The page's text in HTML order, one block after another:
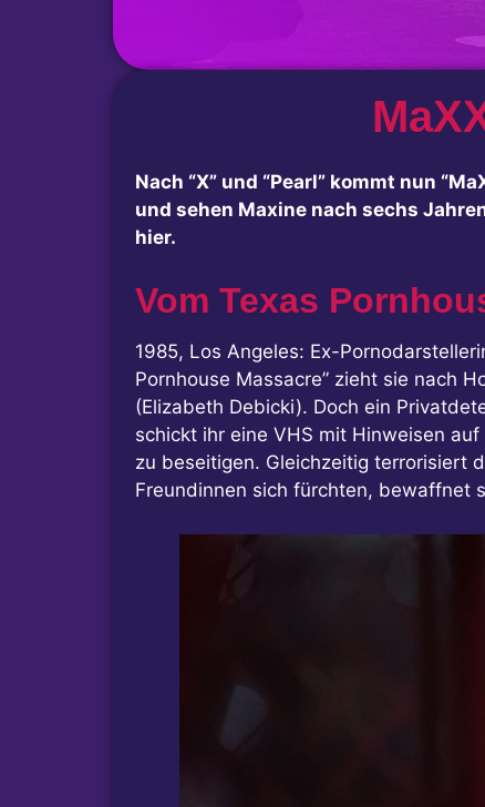
Nach “X” und “Pearl” kommt nun
und sehen Maxine nach sechs
hier.
Vom Texas
1985, Los Angeles: Ex-
Pornhouse Massacre” zieht sie nach
(Elizabeth Debicki). Doch ein
schickt ihr eine VHS mit Hinweisen
zu beseitigen. Gleichzeitig terrorisiert
Freundinnen sich fürchten, bewaffnet